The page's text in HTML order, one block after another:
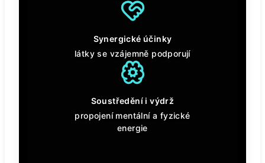
Synergické účinky
látky se vzájemně podporují
Soustředění i výdrž
propojení mentální a fyzické
energie